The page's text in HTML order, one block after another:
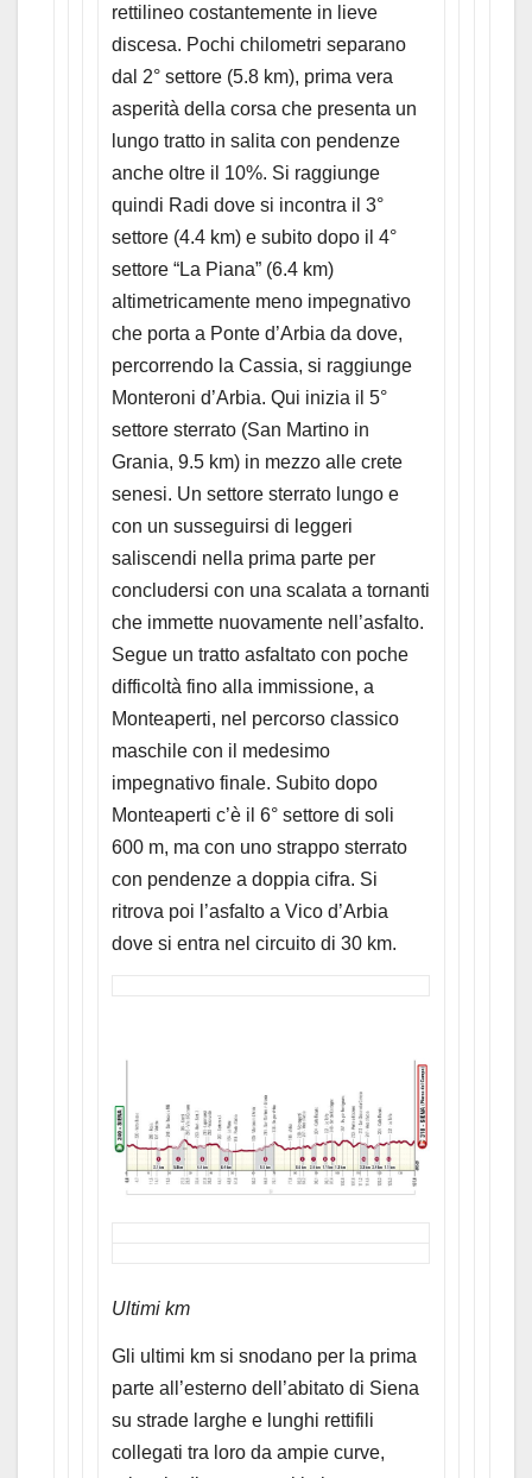
rettilineo costantemente in lieve
discesa. Pochi chilometri separano
dal 2° settore (5.8 km), prima vera
asperità della corsa che presenta un
lungo tratto in salita con pendenze
anche oltre il 10%. Si raggiunge
quindi Radi dove si incontra il 3°
settore (4.4 km) e subito dopo il 4°
settore “La Piana” (6.4 km)
altimetricamente meno impegnativo
che porta a Ponte d’Arbia da dove,
percorrendo la Cassia, si raggiunge
Monteroni d’Arbia. Qui inizia il 5°
settore sterrato (San Martino in
Grania, 9.5 km) in mezzo alle crete
senesi. Un settore sterrato lungo e
con un susseguirsi di leggeri
saliscendi nella prima parte per
concludersi con una scalata a tornanti
che immette nuovamente nell’asfalto.
Segue un tratto asfaltato con poche
difficoltà fino alla immissione, a
Monteaperti, nel percorso classico
maschile con il medesimo
impegnativo finale. Subito dopo
Monteaperti c’è il 6° settore di soli
600 m, ma con uno strappo sterrato
con pendenze a doppia cifra. Si
ritrova poi l’asfalto a Vico d’Arbia
dove si entra nel circuito di 30 km.
Ultimi km
Gli ultimi km si snodano per la prima
parte all’esterno dell’abitato di Siena
su strade larghe e lunghi rettifili
collegati tra loro da ampie curve,